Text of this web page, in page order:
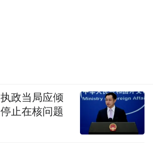
自媒体平台“大风号”用户上传并发
信息存储空间服务。
above (including the videos,
if any) is uploaded and posted
Hao, which is a social media
政当局应倾
止在核问题